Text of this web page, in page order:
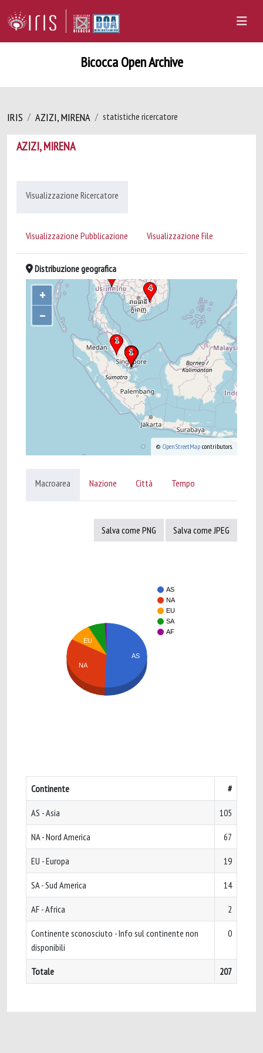
Bicocca Open Archive
IRIS AZIZI, MIRENA statistiche ricercatore
AZIZI, MIRENA
Visualizzazione Ricercatore
Visualizzazione Pubblicazione Visualizzazione File
Distribuzione geografica
+
–
© OpenStreetMap contributors.
Macroarea Nazione Città Tempo
Salva come PNG Salva come JPEG
AS
NA
EU
SA
AF
EU
NA
AS
Continente #
AS - Asia 105
NA - Nord America 67
EU - Europa 19
SA - Sud America 14
AF - Africa 2
Continente sconosciuto - Info sul continente non
disponibili
0
Totale 207